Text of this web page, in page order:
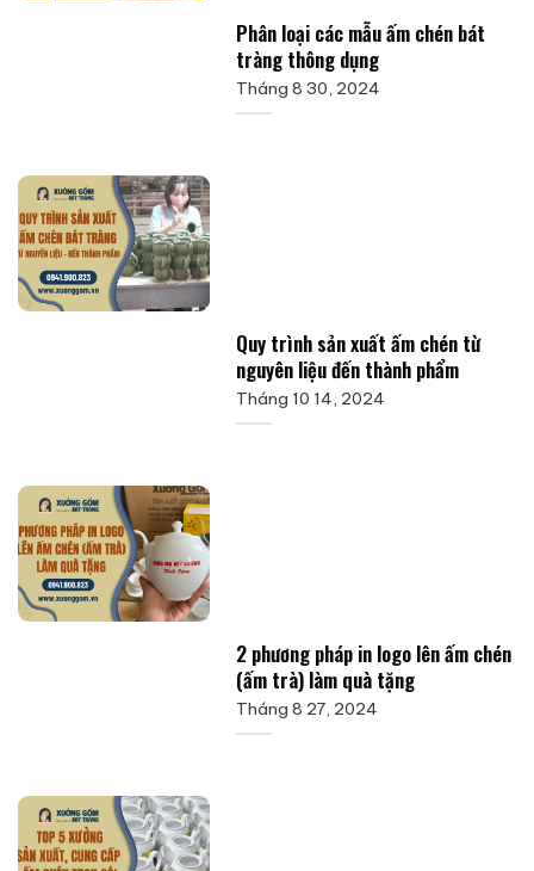
Phân loại các mẫu ấm chén bát
tràng thông dụng
Tháng 8 30, 2024
Quy trình sản xuất ấm chén từ
nguyên liệu đến thành phẩm
Tháng 10 14, 2024
2 phương pháp in logo lên ấm chén
(ấm trà) làm quà tặng
Tháng 8 27, 2024